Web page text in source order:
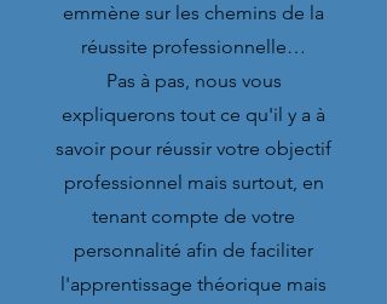
emmène sur les chemins de la
réussite professionnelle…
Pas à pas, nous vous
expliquerons tout ce qu'il y a à
savoir pour réussir votre objectif
professionnel mais surtout, en
tenant compte de votre
personnalité afin de faciliter
l'apprentissage théorique mais